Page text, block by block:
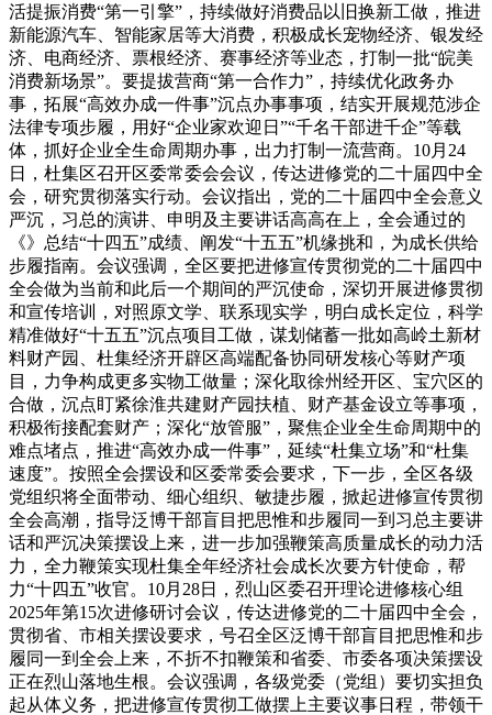
活提振消费“第一引擎”，持续做好消费品以旧换新工做，推进
新能源汽车、智能家居等大消费，积极成长宠物经济、银发经
济、电商经济、票根经济、赛事经济等业态，打制一批“皖美
消费新场景”。要提拔营商“第一合作力”，持续优化政务办
事，拓展“高效办成一件事”沉点办事事项，结实开展规范涉企
法律专项步履，用好“企业家欢迎日”“千名干部进千企”等载
体，抓好企业全生命周期办事，出力打制一流营商。10月24
日，杜集区召开区委常委会会议，传达进修党的二十届四中全
会，研究贯彻落实行动。会议指出，党的二十届四中全会意义
严沉，习总的演讲、申明及主要讲话高高在上，全会通过的
《》总结“十四五”成绩、阐发“十五五”机缘挑和，为成长供给
步履指南。会议强调，全区要把进修宣传贯彻党的二十届四中
全会做为当前和此后一个期间的严沉使命，深切开展进修贯彻
和宣传培训，对照原文学、联系现实学，明白成长定位，科学
精准做好“十五五”沉点项目工做，谋划储蓄一批如高岭土新材
料财产园、杜集经济开辟区高端配备协同研发核心等财产项
目，力争构成更多实物工做量；深化取徐州经开区、宝穴区的
合做，沉点盯紧徐淮共建财产园扶植、财产基金设立等事项，
积极衔接配套财产；深化“放管服”，聚焦企业全生命周期中的
难点堵点，推进“高效办成一件事”，延续“杜集立场”和“杜集
速度”。按照全会摆设和区委常委会要求，下一步，全区各级
党组织将全面带动、细心组织、敏捷步履，掀起进修宣传贯彻
全会高潮，指导泛博干部盲目把思惟和步履同一到习总主要讲
话和严沉决策摆设上来，进一步加强鞭策高质量成长的动力活
力，全力鞭策实现杜集全年经济社会成长次要方针使命，帮
力“十四五”收官。10月28日，烈山区委召开理论进修核心组
2025年第15次进修研讨会议，传达进修党的二十届四中全会，
贯彻省、市相关摆设要求，号召全区泛博干部盲目把思惟和步
履同一到全会上来，不折不扣鞭策和省委、市委各项决策摆设
正在烈山落地生根。会议强调，各级党委（党组）要切实担负
起从体义务，把进修宣传贯彻工做摆上主要议事日程，带领干